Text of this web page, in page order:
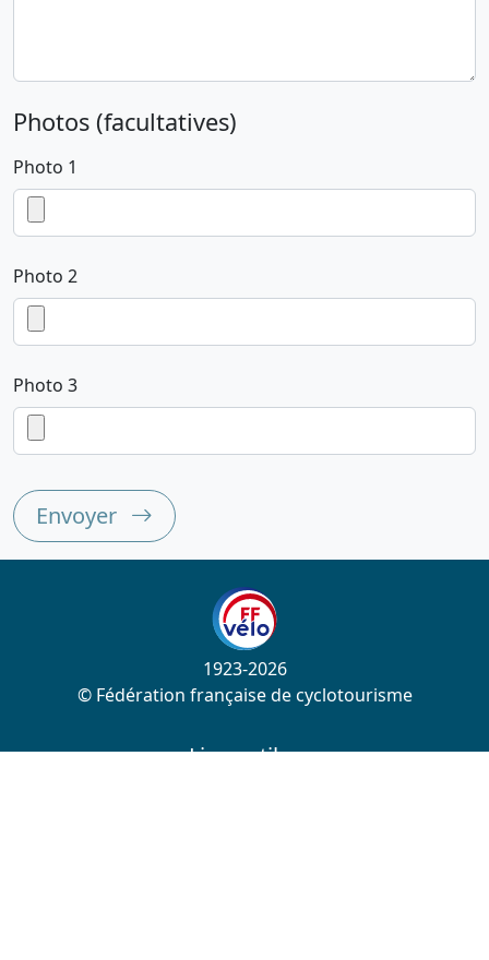
Photos (facultatives)
Photo 1
Photo 2
Photo 3
Envoyer
1923-2026
© Fédération française de cyclotourisme
Liens utiles